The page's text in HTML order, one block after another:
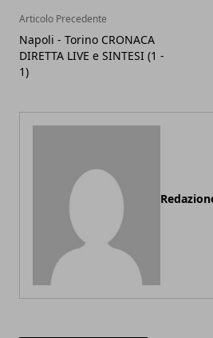
Articolo Precedente
Napoli - Torino CRONACA
DIRETTA LIVE e SINTESI (1 -
1)